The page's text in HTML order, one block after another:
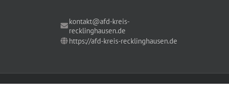
kontakt@afd-kreis-
recklinghausen.de
https://afd-kreis-recklinghausen.de